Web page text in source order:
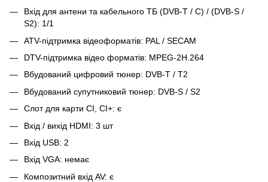
Вхід для антени та кабельного ТБ (DVB-T / C) / (DVB-S /
S2): 1/1
ATV-підтримка відеоформатів: PAL / SECAM
DTV-підтримка відео форматів: MPEG-2H.264
Вбудований цифровий тюнер: DVB-T / Т2
Вбудований супутниковий тюнер: DVB-S / S2
Слот для карти CI, CI+: є
Вхід / вихід HDMI: 3 шт
Вхід USB: 2
Вхід VGA: немає
Композитний вхід AV: є